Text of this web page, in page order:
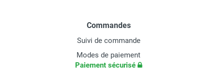
Commandes
Suivi de commande
Modes de paiement
Paiement sécurisé